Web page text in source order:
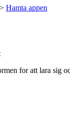
Hamta appen
for att lara sig